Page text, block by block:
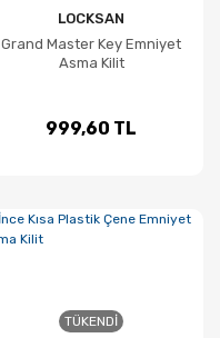
LOCKSAN
Grand Master Key Emniyet
Asma Kilit
999,60 TL
TÜKENDI